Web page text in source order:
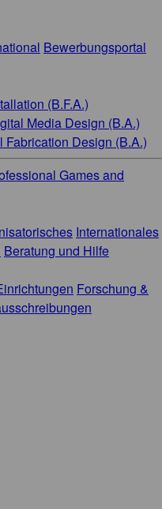
Bewerbungsportal
(B.F.A.)
Media Design (B.A.)
Fabrication Design (B.A.)
Games and
Internationales
Beratung und Hilfe
Forschung &